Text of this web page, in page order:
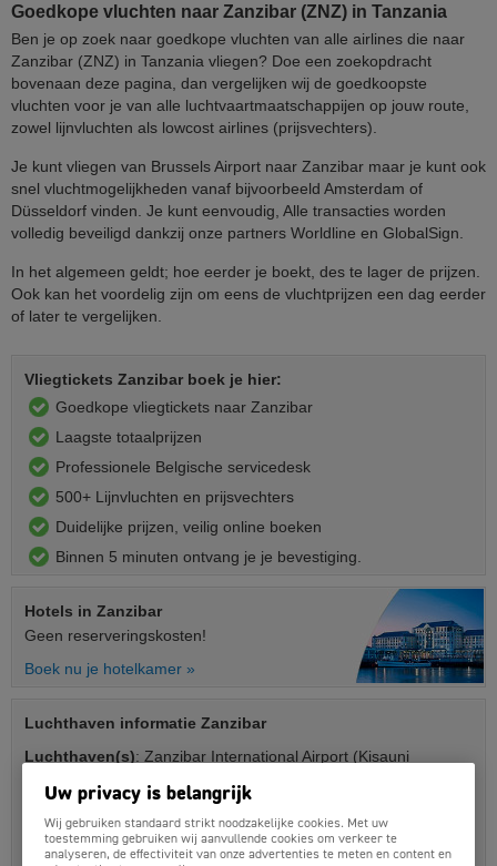
Goedkope vluchten naar Zanzibar (ZNZ) in Tanzania
Ben je op zoek naar goedkope vluchten van alle airlines die naar
Zanzibar (ZNZ) in Tanzania vliegen? Doe een zoekopdracht
bovenaan deze pagina, dan vergelijken wij de goedkoopste
vluchten voor je van alle luchtvaartmaatschappijen op jouw route,
zowel lijnvluchten als lowcost airlines (prijsvechters).
Je kunt vliegen van Brussels Airport naar Zanzibar maar je kunt ook
snel vluchtmogelijkheden vanaf bijvoorbeeld Amsterdam of
Düsseldorf vinden. Je kunt eenvoudig, Alle transacties worden
volledig beveiligd dankzij onze partners Worldline en GlobalSign.
In het algemeen geldt; hoe eerder je boekt, des te lager de prijzen.
Ook kan het voordelig zijn om eens de vluchtprijzen een dag eerder
of later te vergelijken.
Vliegtickets Zanzibar boek je hier:
Goedkope vliegtickets naar Zanzibar
Laagste totaalprijzen
Professionele Belgische servicedesk
500+ Lijnvluchten en prijsvechters
Duidelijke prijzen, veilig online boeken
Binnen 5 minuten ontvang je je bevestiging.
Hotels in Zanzibar
Geen reserveringskosten!
Boek nu je hotelkamer »
Luchthaven informatie Zanzibar
Luchthaven(s): Zanzibar International Airport (Kisauni
overstaps)
Uw privacy is belangrijk
Wij gebruiken standaard strikt noodzakelijke cookies. Met uw
toestemming gebruiken wij aanvullende cookies om verkeer te
analyseren, de effectiviteit van onze advertenties te meten en content en